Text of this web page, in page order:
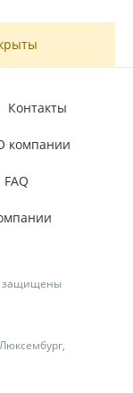
защищены
Контакты
компании
FAQ